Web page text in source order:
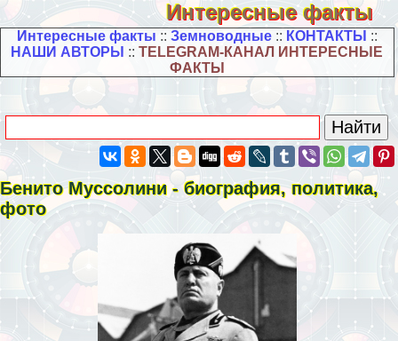
Интересные факты
Интересные факты :: Земноводные:: КОНТАКТЫ ::
НАШИ АВТОРЫ ::TELEGRAM-КАНАЛ ИНТЕРЕСНЫЕ
ФАКТЫ
Бенито Муссолини - биография, политика,
фото